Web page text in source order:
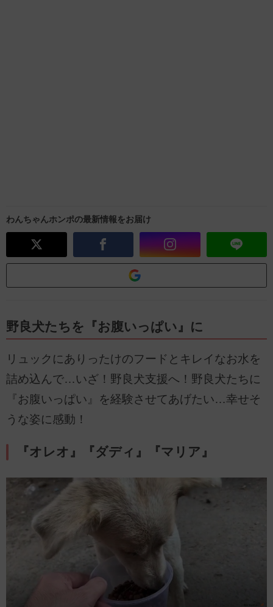
わんちゃんホンポの最新情報をお届け
野良犬たちを『お腹いっぱい』に
リュックにありったけのフードとキレイなお水を
詰め込んで…いざ！野良犬支援へ！野良犬たちに
『お腹いっぱい』を経験させてあげたい…幸せそ
うな姿に感動！
『オレオ』『ダディ』『マリア』